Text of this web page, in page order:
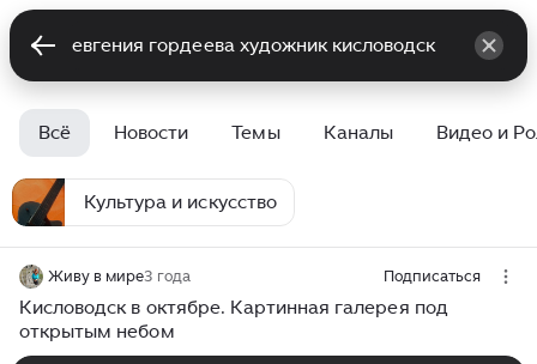
Всё Новости Темы Каналы Видео и
Культура и искусство
Живу в мире3 года Подписаться
Кисловодск в октябре. Картинная галерея под
открытым небом